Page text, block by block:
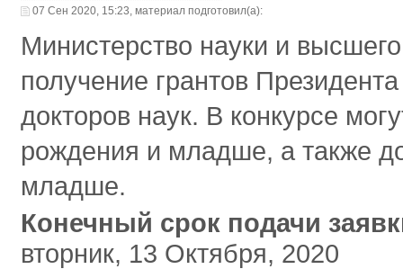
07 Сен 2020, 15:23, материал подготовил(а):
Министерство науки и
получение грантов
докторов наук. В конкурсе
рождения и младше, а также
младше.
Конечный срок подачи
вторник, 13 Октября, 2020